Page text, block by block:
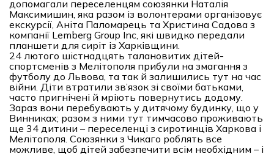
допомагали переселенцям союзянки Наталія
Максимишин, яка разом із волонтерами організовує
екскурсії, Аніта Паломарець та Христина Садова з
компанії Lemberg Group Inc, які швидко передали
планшети для сиріт із Харківщини.
24 лютого шістнадцять талановитих дітей-
спортсменів з Мелітополя прибули на змагання з
футболу до Львова, та так й залишились тут на час
війни. Діти втратили зв’язок зі своїми батьками,
часто пригнічені й мріють повернутись додому.
Зараз вони перебувають у дитячому будинку, що у
Винниках; разом з ними тут тимчасово проживають
ще 34 дитини – переселенці з сиротинців Харкова і
Мелітополя. Союзянки з Чикаго роблять все
можливе, щоб дітей забезпечити всім необхідним – і